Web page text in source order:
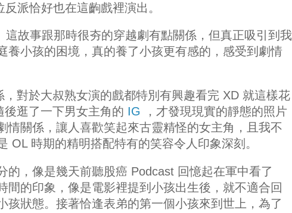
派恰好也在這齣戲裡演出。
故事跟那時很夯的穿越劇有點關係，但真正吸引到我
養小孩的困境，真的養了小孩更有感的，感受到劇情
對於大叔熟女演的戲都特別有興趣看完 XD 就這樣花
逛了一下男女主角的 IG ，才發現現實的靜態的照片
情關係，讓人喜歡笑起來古靈精怪的女主角，且我不
OL 時期的精明搭配特有的笑容令人印象深刻。
的，像是幾天前聽股癌 Podcast 回憶起在軍中看了
間的印象，像是電影裡提到小孩出生後，就不適合回
孩狀態。接著恰逢表弟的第一個小孩來到世上，為了